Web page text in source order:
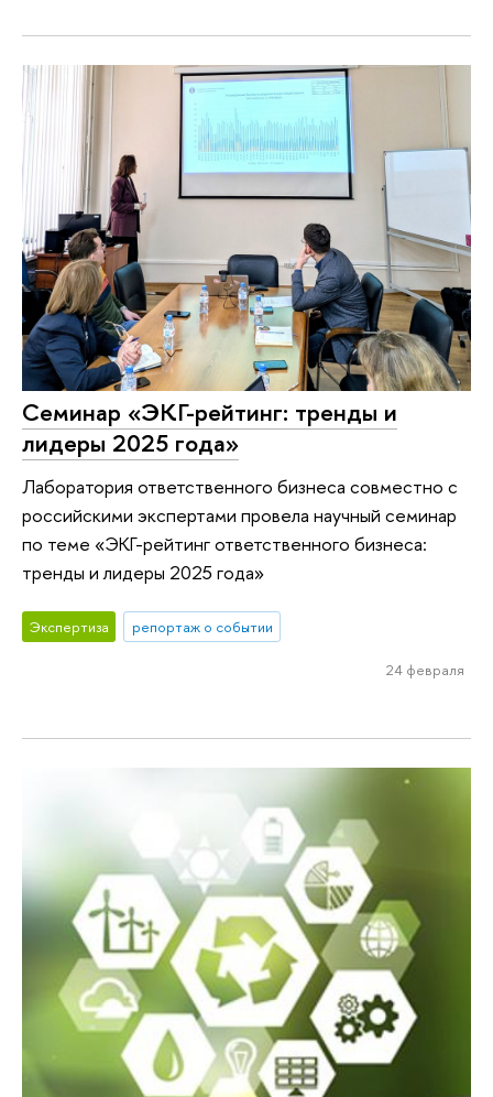
Семинар «ЭКГ-рейтинг: тренды и
лидеры 2025 года»
Лаборатория ответственного бизнеса совместно с
российскими экспертами провела научный семинар
по теме «ЭКГ-рейтинг ответственного бизнеса:
тренды и лидеры 2025 года»
Экспертиза репортаж о событии
24 февраля